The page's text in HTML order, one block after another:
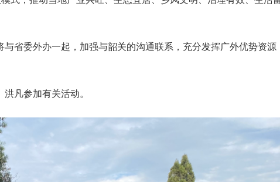
委外办一起，加强与韶关的沟通联系，充分发挥广外优势资源
凡参加有关活动。